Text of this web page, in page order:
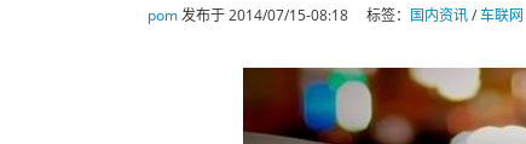
pom发布于 2014/07/15-08:18 标签： 国内资讯/车联网